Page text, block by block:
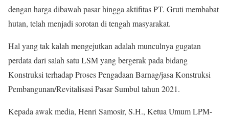
dengan harga dibawah pasar hingga aktifitas PT. Gruti membabat
hutan, telah menjadi sorotan di tengah masyarakat.
Hal yang tak kalah mengejutkan adalah munculnya gugatan
perdata dari salah satu LSM yang bergerak pada bidang
Konstruksi terhadap Proses Pengadaan Barnag/jasa Konstruksi
Pembangunan/Revitalisasi Pasar Sumbul tahun 2021.
Kepada awak media, Henri Samosir, S.H., Ketua Umum LPM-